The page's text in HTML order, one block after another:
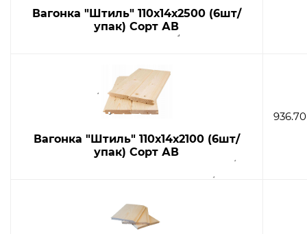
Вагонка "Штиль" 110х14х2500 (6шт/
упак) Сорт АВ
Вагонка "Штиль" 110х14х2100 (6шт/
упак) Сорт АВ